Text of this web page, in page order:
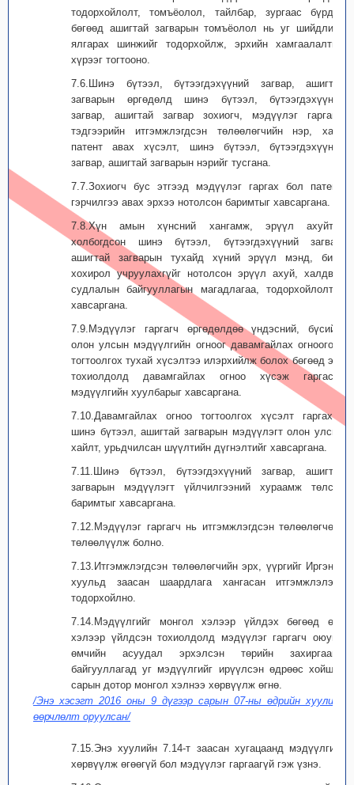
тодорхойлолт, томъёолол, тайлбар, зургаас бүрдэх
бөгөөд ашигтай загварын томъёолол нь уг шийдлийн
ялгарах шинжийг тодорхойлж, эрхийн хамгаалалтын
хүрээг тогтооно.
7.6.Шинэ бүтээл, бүтээгдэхүүний загвар, ашигтай
загварын өргөдөлд шинэ бүтээл, бүтээгдэхүүний
загвар, ашигтай загвар зохиогч, мэдүүлэг гаргагч,
тэдгээрийн итгэмжлэгдсэн төлөөлөгчийн нэр, хаяг,
патент авах хүсэлт, шинэ бүтээл, бүтээгдэхүүний
загвар, ашигтай загварын нэрийг тусгана.
7.7.Зохиогч бус этгээд мэдүүлэг гаргах бол патент,
гэрчилгээ авах эрхээ нотолсон баримтыг хавсаргана.
7.8.Хүн амын хүнсний хангамж, эрүүл ахуйтай
холбогдсон шинэ бүтээл, бүтээгдэхүүний загвар,
ашигтай загварын тухайд хүний эрүүл мэнд, биед
хохирол учруулахгүйг нотолсон эрүүл ахуй, халдвар
судлалын байгууллагын магадлагаа, тодорхойлолтыг
хавсаргана.
7.9.Мэдүүлэг гаргагч өргөдөлдөө үндэсний, бүсийн,
олон улсын мэдүүлгийн огноог давамгайлах огноогоор
тогтоолгох тухай хүсэлтээ илэрхийлж болох бөгөөд энэ
тохиолдолд давамгайлах огноо хүсэж гаргасан
мэдүүлгийн хуулбарыг хавсаргана.
7.10.Давамгайлах огноо тогтоолгох хүсэлт гаргахад
шинэ бүтээл, ашигтай загварын мэдүүлэгт олон улсын
хайлт, урьдчилсан шүүлтийн дүгнэлтийг хавсаргана.
7.11.Шинэ бүтээл, бүтээгдэхүүний загвар, ашигтай
загварын мэдүүлэгт үйлчилгээний хураамж төлсөн
баримтыг хавсаргана.
7.12.Мэдүүлэг гаргагч нь итгэмжлэгдсэн төлөөлөгчөөр
төлөөлүүлж болно.
7.13.Итгэмжлэгдсэн төлөөлөгчийн эрх, үүргийг Иргэний
хуульд заасан шаардлага хангасан итгэмжлэлээр
тодорхойлно.
7.14.Мэдүүлгийг монгол хэлээр үйлдэх бөгөөд өөр
хэлээр үйлдсэн тохиолдолд мэдүүлэг гаргагч оюуны
өмчийн асуудал эрхэлсэн төрийн захиргааны
байгууллагад уг мэдүүлгийг ирүүлсэн өдрөөс хойш 2
сарын дотор монгол хэлнээ хөрвүүлж өгнө.
/Энэ хэсэгт 2016 оны 9 дүгээр сарын 07-ны өдрийн хуулиар
өөрчлөлт оруулсан/
7.15.Энэ хуулийн 7.14-т заасан хугацаанд мэдүүлгийг
хөрвүүлж өгөөгүй бол мэдүүлэг гаргаагүй гэж үзнэ.